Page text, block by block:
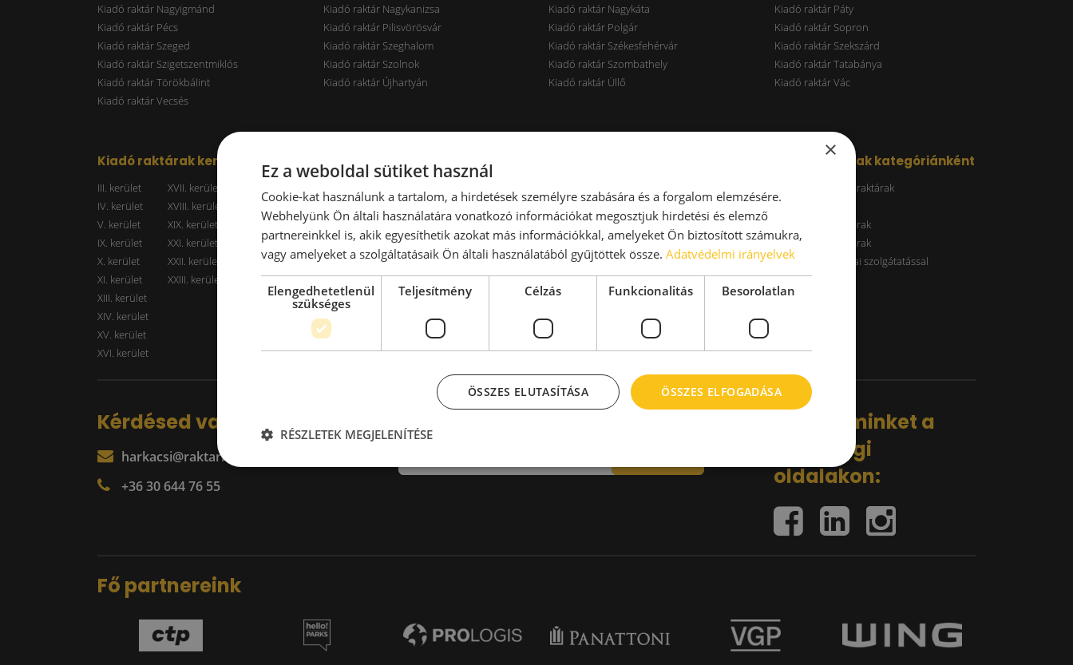
Kiadó raktár Nagyigmánd
Kiadó raktár Nagykanizsa Kiadó raktár Nagykáta
Kiadó raktár Páty
Kiadó raktár Pécs
Kiadó raktár Pilisvörösvár Kiadó raktár Polgár
Kiadó raktár Sopron
Kiadó raktár Szeged
Kiadó raktár Szeghalom Kiadó raktár Székesfehérvár
Kiadó raktár Szekszárd
Kiadó raktár Szigetszentmiklós
Kiadó raktár Szolnok Kiadó raktár Szombathely
Kiadó raktár Tatabánya
Kiadó raktár Törökbálint
Kiadó raktár Újhartyán Kiadó raktár Üllő
Kiadó raktár Vác
Kiadó raktár Vecsés
Kiadó raktárak kerületenként
III. kerület
IV. kerület
V. kerület
IX. kerület
X. kerület
XI. kerület
XIII. kerület
XIV. kerület
XV. kerület
XVI. kerület
XVII. kerület
XVIII. kerület
XIX. kerület
XXI. kerület
XXII. kerület
XXIII. kerület
Raktárak ár szerint
Kiadó raktár 7-10 EUR
Kiadó raktár 10-14 EUR
Kiadó raktár > 14 EUR
Kiadó raktár 100-300 m2
Kiadó raktár 300-600 m2
Kiadó raktár 600-1000 m2
Kiadó raktár 1000-2000 m2
Kiadó raktár > 2000 m2
Kiadó raktárak kategóriánként
Energiatakarékos raktárak
ESG raktár
A kategóriás raktárak
B kategóriás raktárak
Raktárak logisztikai szolgátatással
Kérdésed van?
harkacsi@raktarkereso.hu
+36 30 644 76 55
Hírlevél
Kövess minket a
közösségi
oldalakon:
Fő partnereink
×
Ez a weboldal sütiket használ
Cookie-kat használunk a tartalom, a hirdetések személyre szabására és a forgalom elemzésére.
Webhelyünk Ön általi használatára vonatkozó információkat megosztjuk hirdetési és elemző
partnereinkkel is, akik egyesíthetik azokat más információkkal, amelyeket Ön biztosított számukra,
vagy amelyeket a szolgáltatásaik Ön általi használatából gyűjtöttek össze. Adatvédelmi irányelvek
Elengedhetetlenül
szükséges
Teljesítmény Célzás Funkcionalitás Besorolatlan
ÖSSZES ELFOGADÁSA
ÖSSZES ELUTASÍTÁSA
RÉSZLETEK MEGJELENÍTÉSE